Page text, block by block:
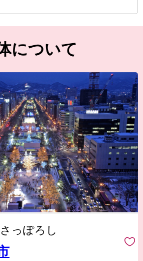
について
っぽろし